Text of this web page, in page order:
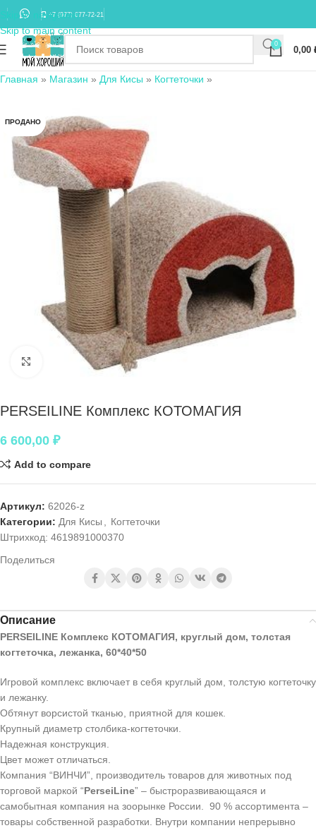
Skip to navigation
Skip to main content
+7 (977) 677-72-21
0
0,00
Главная » Магазин » Для Кисы » Когтеточки »
ПРОДАНО
Нажмите, чтобы увеличить
PERSEILINE Комплекс КОТОМАГИЯ
6 600,00 ₽
Add to compare
Артикул: 62026-z
Категории: Для Кисы
Когтеточки
Штрихкод: 4619891000370
Поделиться
Описание
PERSEILINE Комплекс КОТОМАГИЯ, круглый дом, толстая
когтеточка, лежанка, 60*40*50
Игровой комплекс включает в себя круглый дом, толстую когтеточку
и лежанку.
Обтянут ворсистой тканью, приятной для кошек.
Крупный диаметр столбика-когтеточки.
Надежная конструкция.
Цвет может отличаться.
Компания “ВИНЧИ”, производитель товаров для животных под
торговой маркой “PerseiLine” – быстроразвивающаяся и
самобытная компания на зоорынке России. 90 % ассортимента –
товары собственной разработки. Внутри компании непрерывно